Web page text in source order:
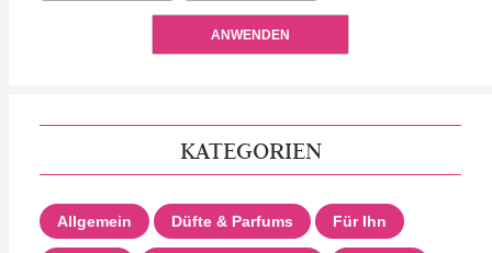
ANWENDEN
KATEGORIEN
Allgemein Düfte & Parfums Für Ihn